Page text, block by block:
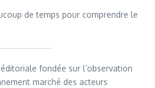
de temps pour comprendre le
fondée sur l’observation
marché des acteurs